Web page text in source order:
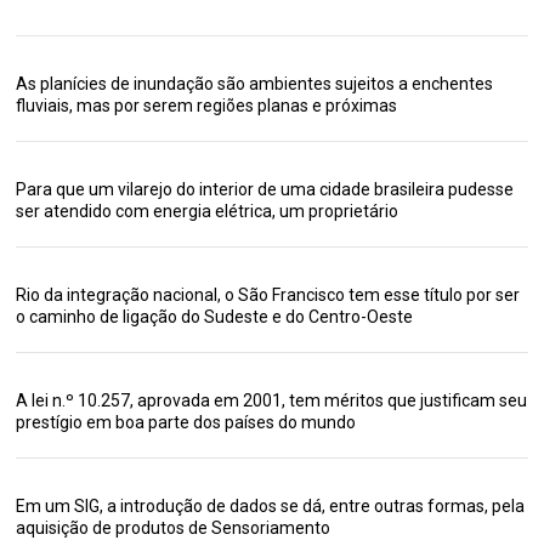
As planícies de inundação são ambientes sujeitos a enchentes
fluviais, mas por serem regiões planas e próximas
Para que um vilarejo do interior de uma cidade brasileira pudesse
ser atendido com energia elétrica, um proprietário
Rio da integração nacional, o São Francisco tem esse título por ser
o caminho de ligação do Sudeste e do Centro-Oeste
A lei n.º 10.257, aprovada em 2001, tem méritos que justificam seu
prestígio em boa parte dos países do mundo
Em um SIG, a introdução de dados se dá, entre outras formas, pela
aquisição de produtos de Sensoriamento